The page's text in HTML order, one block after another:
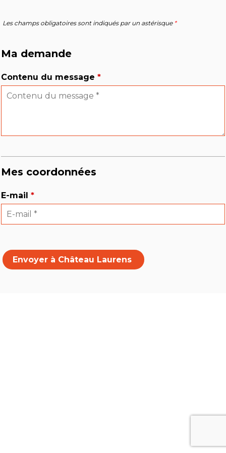
Les champs obligatoires sont indiqués par un astérisque *
Ma demande
Contenu du message *
Mes coordonnées
E-mail *